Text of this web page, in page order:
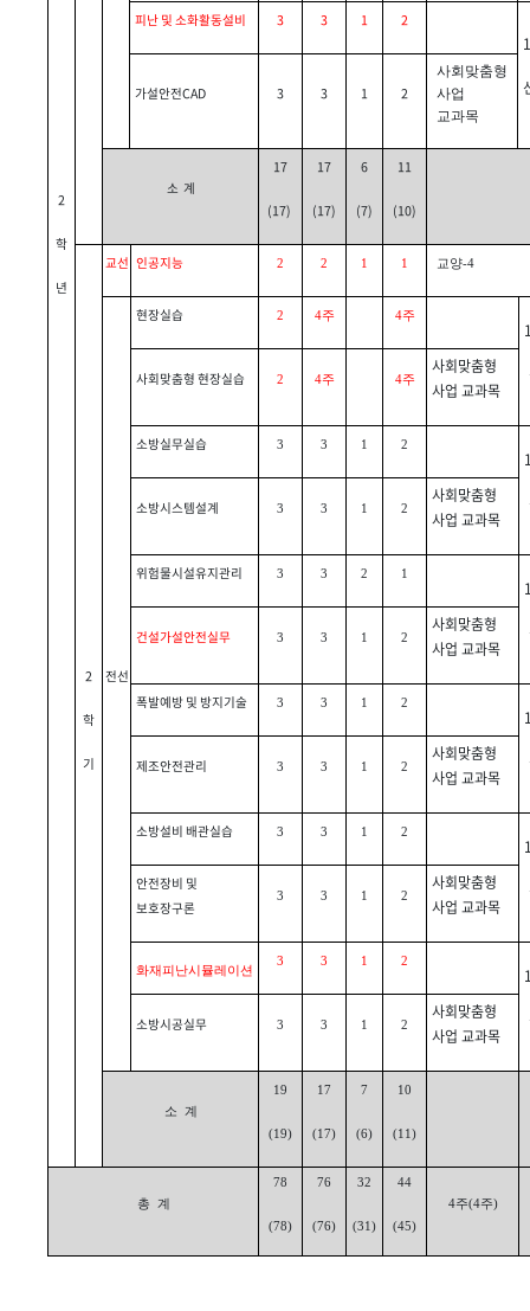
2
학
년
피난 및 소화활동설비 3 3 1 2
가설안전CAD 3 3 1 2
사회맞춤형
사업
교과목
소 계
17
(17)
17
(17)
6
(7)
11
(10)
2
학
기
교선 인공지능 2 2 1 1 교양-4
전선
현장실습 2 4주 4주
사회맞춤형 현장실습 2 4주 4주
사회맞춤형
사업 교과목
소방실무실습 3 3 1 2
소방시스템설계 3 3 1 2
사회맞춤형
사업 교과목
위험물시설유지관리 3 3 2 1
건설가설안전실무 3 3 1 2
사회맞춤형
사업 교과목
폭발예방 및 방지기술 3 3 1 2
제조안전관리 3 3 1 2
사회맞춤형
사업 교과목
소방설비 배관실습 3 3 1 2
안전장비 및
보호장구론
3 3 1 2
사회맞춤형
사업 교과목
화재피난시뮬레이션
3 3 1 2
소방시공실무 3 3 1 2
사회맞춤형
사업 교과목
소 계
19
(19)
17
(17)
7
(6)
10
(11)
총 계
78
(78)
76
(76)
32
(31)
44
(45)
4주(4주)